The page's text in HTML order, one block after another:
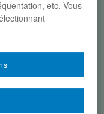
etc. Vous